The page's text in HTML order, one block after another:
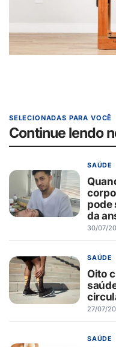
SELECIONADAS PARA VOCÊ
Continue lendo
SAÚDE
pode
da
30/07/
SAÚDE
Oito
27/07/
SAÚDE